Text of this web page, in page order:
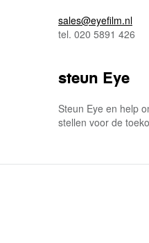
sales@eyefilm.nl
tel. 020 5891 426
steun Eye
Steun Eye en help
stellen voor de